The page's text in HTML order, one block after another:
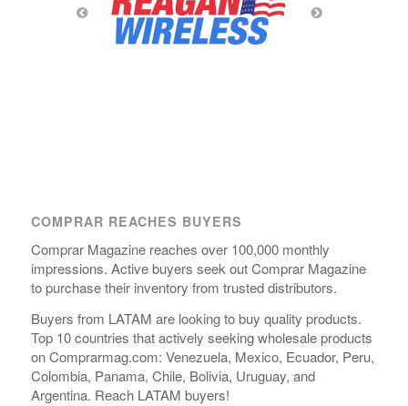
COMPRAR REACHES BUYERS
Comprar Magazine reaches over 100,000 monthly
impressions. Active buyers seek out Comprar Magazine
to purchase their inventory from trusted distributors.
Buyers from LATAM are looking to buy quality products.
Top 10 countries that actively seeking wholesale products
on Comprarmag.com: Venezuela, Mexico, Ecuador, Peru,
Colombia, Panama, Chile, Bolivia, Uruguay, and
Argentina. Reach LATAM buyers!